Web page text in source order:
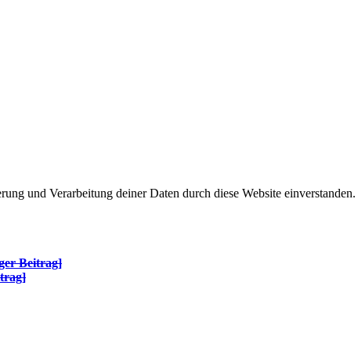
und Verarbeitung deiner Daten durch diese Website einverstanden.
Beitrag]